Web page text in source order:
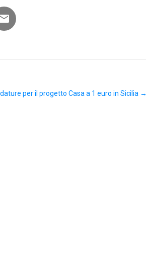
per il progetto Casa a 1 euro in Sicilia →